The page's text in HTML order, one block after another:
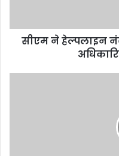
सीएम ने हेल्पलाइन